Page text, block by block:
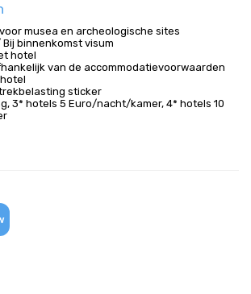
musea en archeologische sites
binnenkomst visum
hotel
van de accommodatievoorwaarden
sticker
3* hotels 5 Euro/nacht/kamer, 4* hotels 10